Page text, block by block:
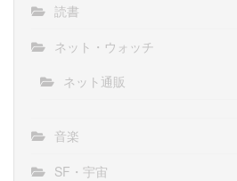
読書
ネット・ウォッチ
ネット通販
音楽
SF・宇宙